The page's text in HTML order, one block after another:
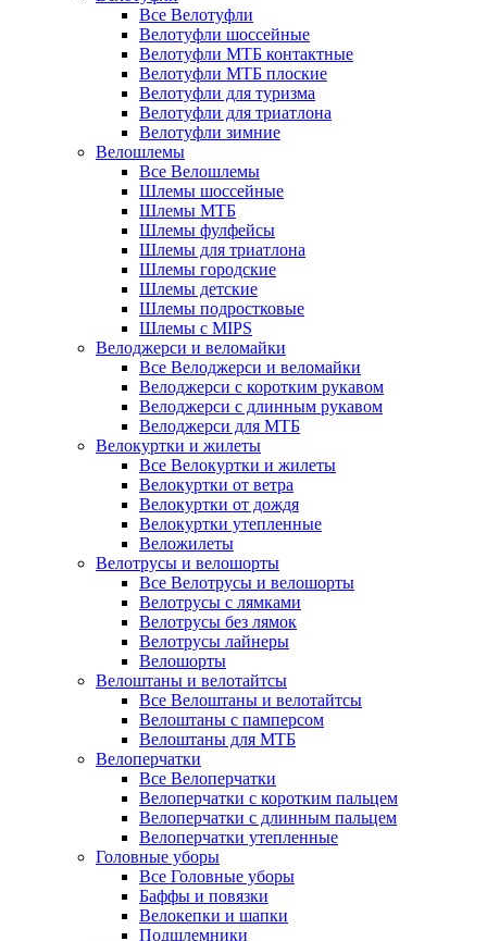
Все Велотуфли
Велотуфли шоссейные
Велотуфли МТБ контактные
Велотуфли МТБ плоские
Велотуфли для туризма
Велотуфли для триатлона
Велотуфли зимние
Велошлемы
Все Велошлемы
Шлемы шоссейные
Шлемы МТБ
Шлемы фулфейсы
Шлемы для триатлона
Шлемы городские
Шлемы детские
Шлемы подростковые
Шлемы с MIPS
Велоджерси и веломайки
Все Велоджерси и веломайки
Велоджерси с коротким рукавом
Велоджерси с длинным рукавом
Велоджерси для МТБ
Велокуртки и жилеты
Все Велокуртки и жилеты
Велокуртки от ветра
Велокуртки от дождя
Велокуртки утепленные
Веложилеты
Велотрусы и велошорты
Все Велотрусы и велошорты
Велотрусы с лямками
Велотрусы без лямок
Велотрусы лайнеры
Велошорты
Велоштаны и велотайтсы
Все Велоштаны и велотайтсы
Велоштаны с памперсом
Велоштаны для МТБ
Велоперчатки
Все Велоперчатки
Велоперчатки с коротким пальцем
Велоперчатки с длинным пальцем
Велоперчатки утепленные
Головные уборы
Все Головные уборы
Баффы и повязки
Велокепки и шапки
Подшлемники